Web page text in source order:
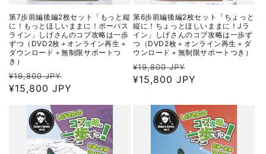
第7歩前編後編2枚セット「もっと縦
に！もっとほしいままに！ポーパス
ライン」しげさんのコブ攻略は一歩
ずつ（DVD2枚＋オンライン再生＋
ダウンロード＋無制限サポートつ
き）
通
常
¥19,800 JPY
ー
価
格
¥15,800 JPY
第6歩前編後編2枚セット「ちょっと
縦に！ちょっとほしいままに！Jラ
イン」しげさんのコブ攻略は一歩ず
つ（DVD2枚＋オンライン再生＋ダ
ウンロード＋無制限サポートつき）
通
常
¥19,800 JPY
ー
価
格
¥15,800 JPY